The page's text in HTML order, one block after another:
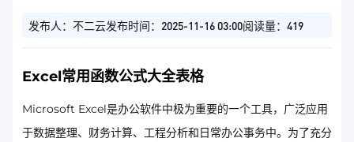
发布人：不二云发布时间：2025-11-16 03:00阅读量：419
Excel常用函数公式大全表格
Microsoft Excel是办公软件中极为重要的一个工具，广泛应用
于数据整理、财务计算、工程分析和日常办公事务中。为了充分